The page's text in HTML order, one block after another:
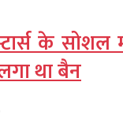
के सोशल
था बैन